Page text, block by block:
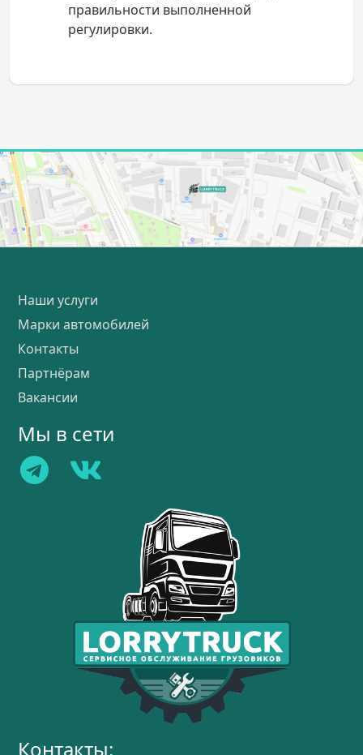
правильности выполненной
регулировки.
Наши услуги
Марки автомобилей
Контакты
Партнёрам
Вакансии
Мы в сети
Контакты: